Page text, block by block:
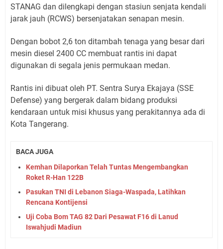
STANAG dan dilengkapi dengan stasiun senjata kendali
jarak jauh (RCWS) bersenjatakan senapan mesin.
Dengan bobot 2,6 ton ditambah tenaga yang besar dari
mesin diesel 2400 CC membuat rantis ini dapat
digunakan di segala jenis permukaan medan.
Rantis ini dibuat oleh PT. Sentra Surya Ekajaya (SSE
Defense) yang bergerak dalam bidang produksi
kendaraan untuk misi khusus yang perakitannya ada di
Kota Tangerang.
BACA JUGA
Kemhan Dilaporkan Telah Tuntas Mengembangkan
Roket R-Han 122B
Pasukan TNI di Lebanon Siaga-Waspada, Latihkan
Rencana Kontijensi
Uji Coba Bom TAG 82 Dari Pesawat F16 di Lanud
Iswahjudi Madiun